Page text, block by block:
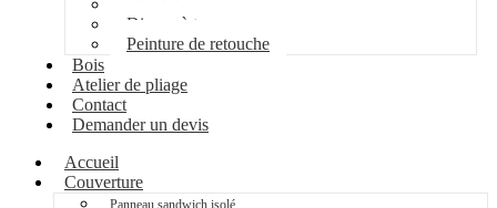
Disque à tronçonner
Peinture de retouche
Bois
Atelier de pliage
Contact
Demander un devis
Accueil
Couverture
Panneau sandwich isolé